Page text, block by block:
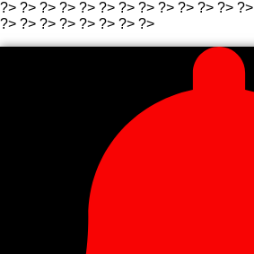
?> ?> ?> ?> ?> ?> ?> ?> ?> ?> ?> ?> ?>
?> ?> ?> ?> ?> ?> ?> ?>